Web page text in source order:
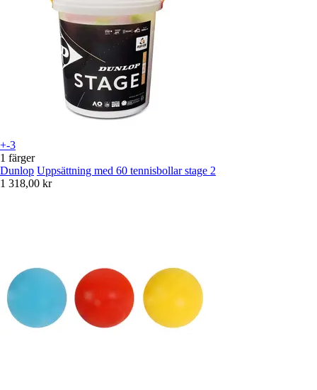
+-3
1 färger
Dunlop Uppsättning med 60 tennisbollar stage 2
1 318,00 kr